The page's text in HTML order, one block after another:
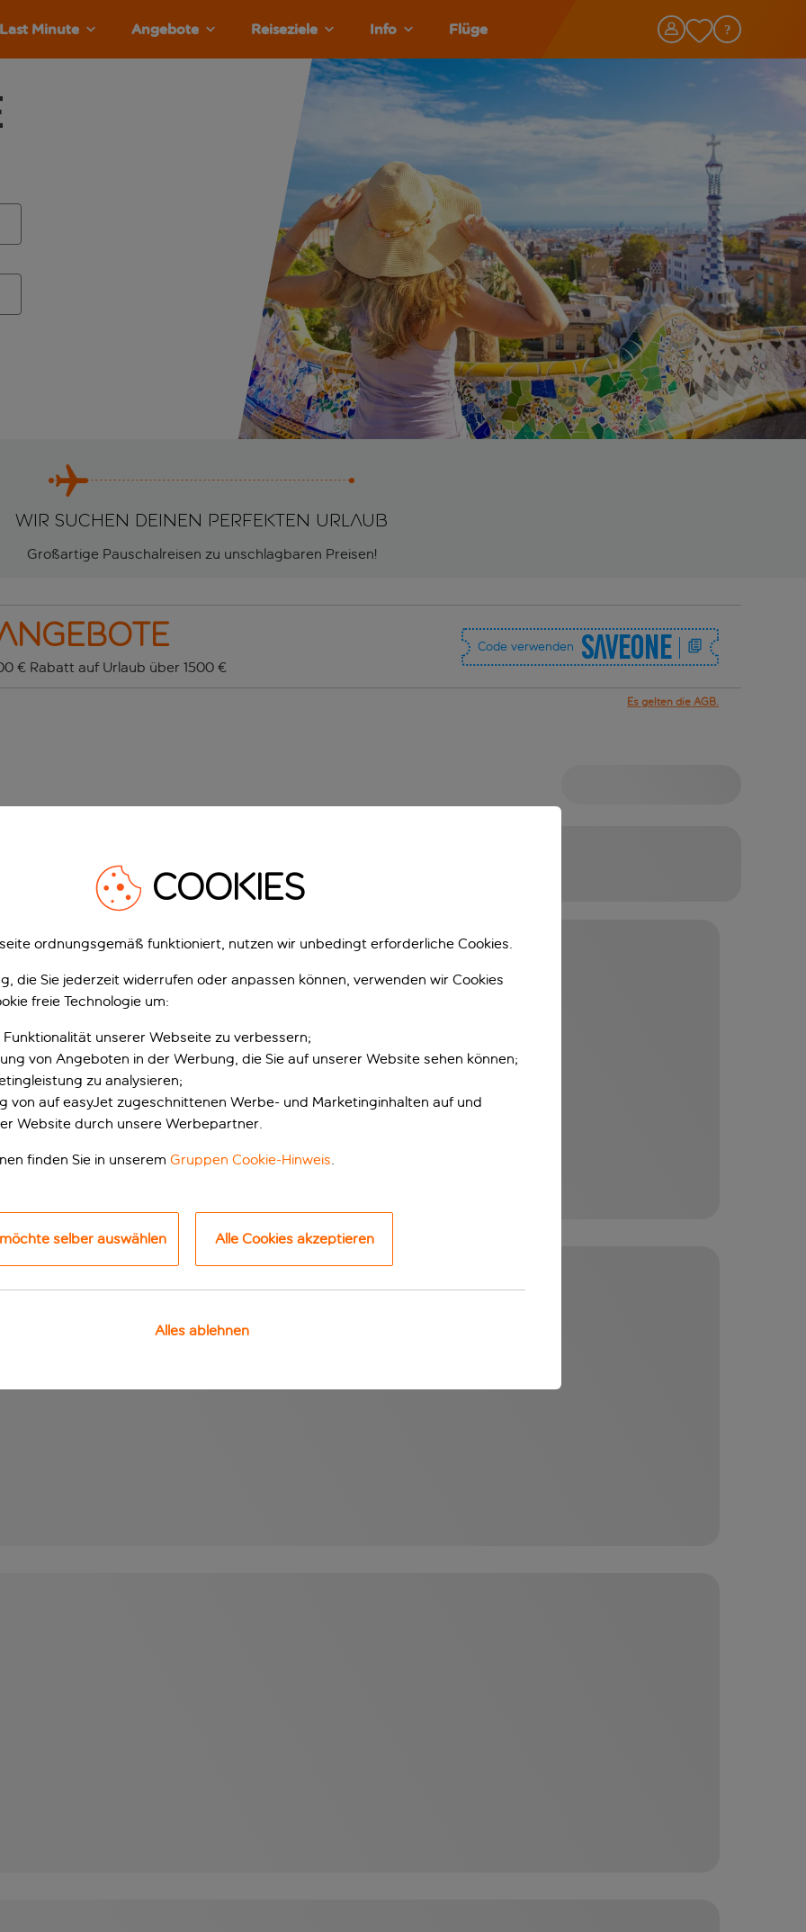
Last Minute Angebote Reiseziele Info Flüge
Wir suchen deinen perfekten Urlaub
Großartige Pauschalreisen zu unschlagbaren Preisen!
€ Rabatt auf Urlaub über 1500 €
Code verwenden SAVEONE
Es gelten die AGB.
COOKIES
ordnungsgemäß funktioniert, nutzen wir unbedingt erforderliche Cookies.
die Sie jederzeit widerrufen oder anpassen können, verwenden wir Cookies
freie Technologie um:
unserer Webseite zu verbessern;
von Angeboten in der Werbung, die Sie auf unserer Website sehen können;
zu analysieren;
von auf easyJet zugeschnittenen Werbe- und Marketinginhalten auf und
Website durch unsere Werbepartner.
finden Sie in unserem Gruppen Cookie-Hinweis.
selber auswählen Alle Cookies akzeptieren
Alles ablehnen